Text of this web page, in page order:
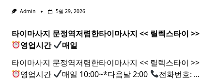
Admin 5월 29, 2026
타이마사지 문정역저렴한타이마사지 << 릴렉스타이 >>
영업시간
매일
타이마사지 문정역저렴한타이마사지 << 릴렉스타이 >>
영업시간
매일 10:00~*다음날 2:00 전화번호: ...